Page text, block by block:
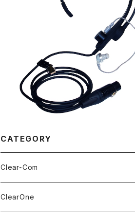
Clear-Com CC-32 クリアカム イヤ
付きネックセットマイク
¥54,500
CATEGORY
Clear-Com
Headsets
ClearOne